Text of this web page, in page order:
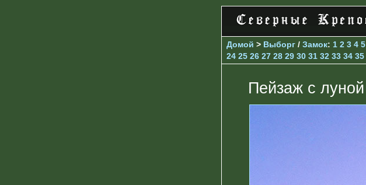
Домой > Выборг / Замок: 1 2 3 4 5
24 25 26 27 28 29 30 31 32 33 34 35
Пейзаж с луной